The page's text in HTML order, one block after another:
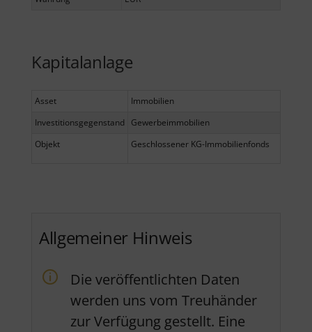
Kapitalanlage
Asset
Immobilien
Investitionsgegenstand
Gewerbeimmobilien
Objekt
Geschlossener KG-Immobilienfonds
Allgemeiner Hinweis
Die veröffentlichten Daten
werden uns vom Treuhänder
zur Verfügung gestellt. Eine